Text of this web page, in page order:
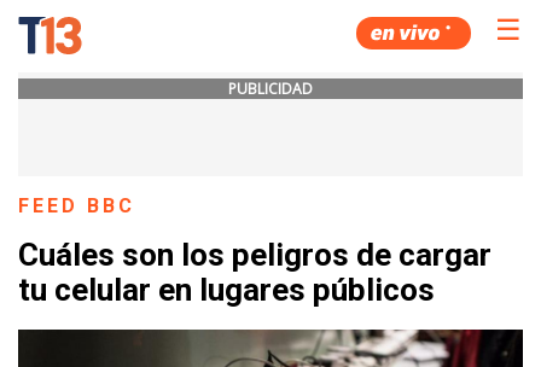
☰
PUBLICIDAD
FEED BBC
Cuáles son los peligros de cargar
tu celular en lugares públicos